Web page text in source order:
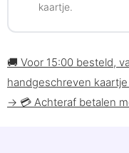
kaartje.
🚚 Voor 15:00 besteld,
handgeschreven kaartje
→ 💳 Achteraf betalen